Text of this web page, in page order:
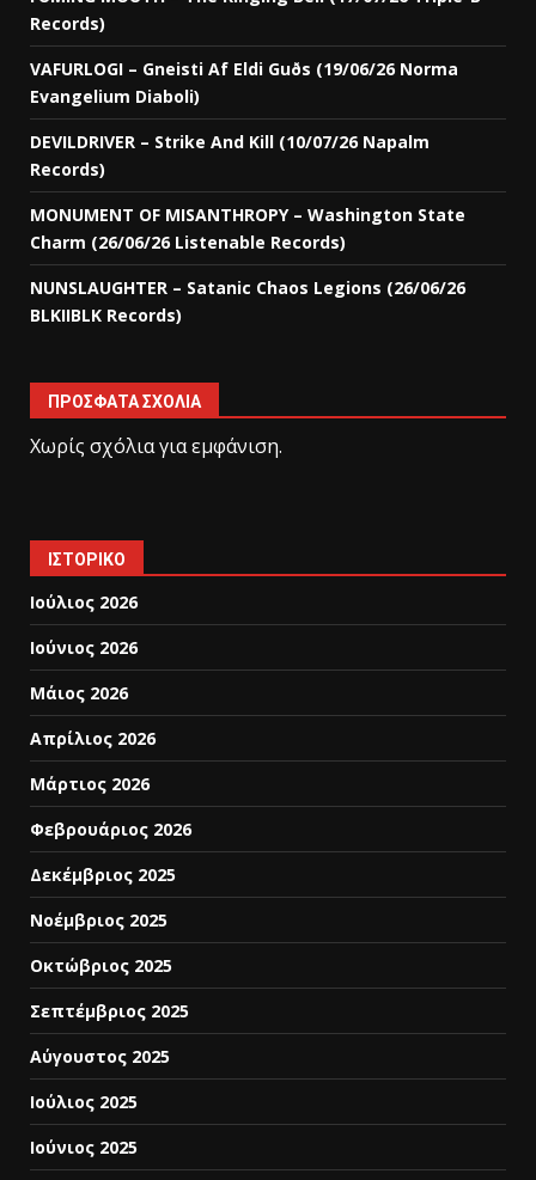
Records)
VAFURLOGI – Gneisti Af Eldi Guðs (19/06/26 Norma
Evangelium Diaboli)
DEVILDRIVER – Strike And Kill (10/07/26 Napalm
Records)
MONUMENT OF MISANTHROPY – Washington State
Charm (26/06/26 Listenable Records)
NUNSLAUGHTER – Satanic Chaos Legions (26/06/26
BLKIIBLK Records)
ΠΡΌΣΦΑΤΑ ΣΧΌΛΙΑ
Χωρίς σχόλια για εμφάνιση.
ΙΣΤΟΡΙΚΌ
Ιούλιος 2026
Ιούνιος 2026
Μάιος 2026
Απρίλιος 2026
Μάρτιος 2026
Φεβρουάριος 2026
Δεκέμβριος 2025
Νοέμβριος 2025
Οκτώβριος 2025
Σεπτέμβριος 2025
Αύγουστος 2025
Ιούλιος 2025
Ιούνιος 2025